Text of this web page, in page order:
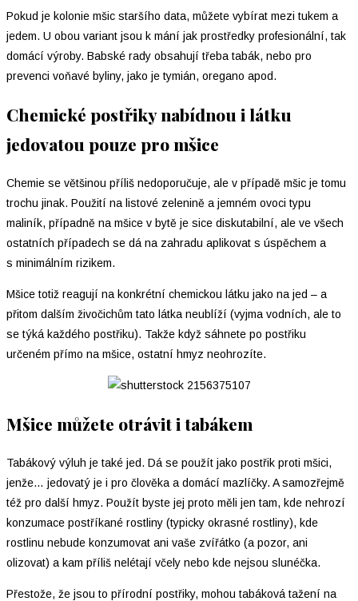
Pokud je kolonie mšic staršího data, můžete vybírat mezi tukem a
jedem. U obou variant jsou k mání jak prostředky profesionální, tak
domácí výroby. Babské rady obsahují třeba tabák, nebo pro
prevenci voňavé byliny, jako je tymián, oregano apod.
Chemické postřiky nabídnou i látku
jedovatou pouze pro mšice
Chemie se většinou příliš nedoporučuje, ale v případě mšic je tomu
trochu jinak. Použití na listové zelenině a jemném ovoci typu
maliník, případně na mšice v bytě je sice diskutabilní, ale ve všech
ostatních případech se dá na zahradu aplikovat s úspěchem a
s minimálním rizikem.
Mšice totiž reagují na konkrétní chemickou látku jako na jed – a
přitom dalším živočichům tato látka neublíží (vyjma vodních, ale to
se týká každého postřiku). Takže když sáhnete po postřiku
určeném přímo na mšice, ostatní hmyz neohrozíte.
Mšice můžete otrávit i tabákem
Tabákový výluh je také jed. Dá se použít jako postřik proti mšici,
jenže… jedovatý je i pro člověka a domácí mazlíčky. A samozřejmě
též pro další hmyz. Použít byste jej proto měli jen tam, kde nehrozí
konzumace postříkané rostliny (typicky okrasné rostliny), kde
rostlinu nebude konzumovat ani vaše zvířátko (a pozor, ani
olizovat) a kam příliš nelétají včely nebo kde nejsou slunéčka.
Přestože, že jsou to přírodní postřiky, mohou tabáková tažení na